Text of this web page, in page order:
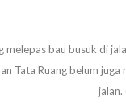
melepas bau busuk di
Ruang belum
jalan.